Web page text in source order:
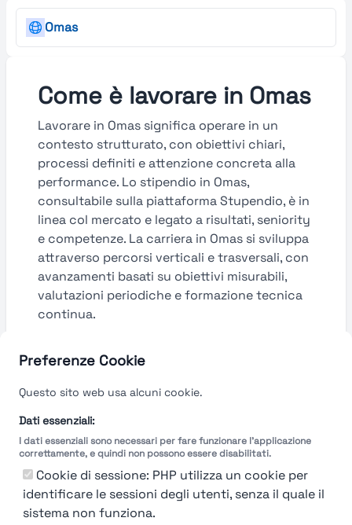
Preferenze Cookie
Questo sito web usa alcuni cookie.
Dati essenziali:
I dati essenziali sono necessari per fare funzionare l'applicazione
correttamente, e quindi non possono essere disabilitati.
Cookie di sessione: PHP utilizza un cookie per
identificare le sessioni degli utenti, senza il quale il
sistema non funziona.
Omas
Come è lavorare in Omas
Lavorare in Omas significa operare in un
contesto strutturato, con obiettivi chiari,
processi definiti e attenzione concreta alla
performance. Lo stipendio in Omas,
consultabile sulla piattaforma Stupendio, è in
linea col mercato e legato a risultati, seniority
e competenze. La carriera in Omas si sviluppa
attraverso percorsi verticali e trasversali, con
avanzamenti basati su obiettivi misurabili,
valutazioni periodiche e formazione tecnica
continua.
Guarda le valutazioni →